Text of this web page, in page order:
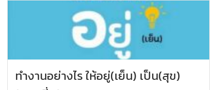
ทำงานอย่างไร ให้อยู่(เย็น) เป็น(สุข)